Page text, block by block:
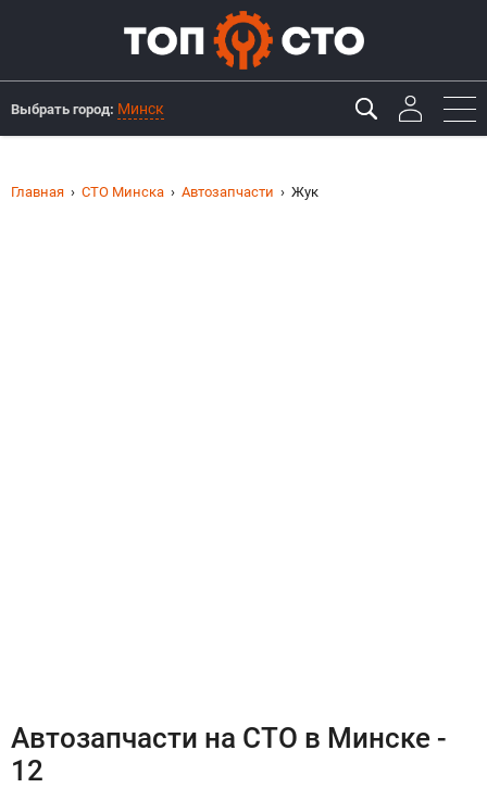
Выбрать город: Минск
Главная СТО Минска Автозапчасти Жук
Автозапчасти на СТО в Минске -
12